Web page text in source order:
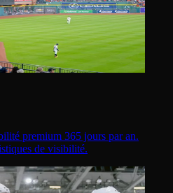
premium 365 jours par an.
de visibilité.